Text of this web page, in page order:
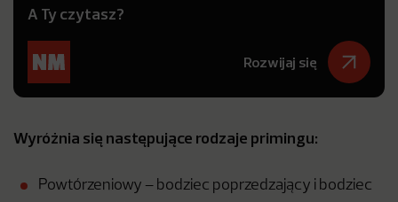
A Ty czytasz?
Rozwijaj się
Wyróżnia się następujące rodzaje primingu:
Powtórzeniowy – bodziec poprzedzający i bodziec